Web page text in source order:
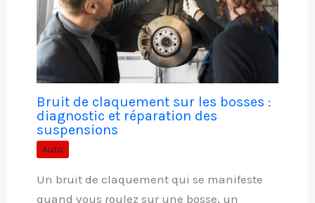
Bruit de claquement sur les bosses :
diagnostic et réparation des
suspensions
Auto
Un bruit de claquement qui se manifeste
quand vous roulez sur une bosse, un